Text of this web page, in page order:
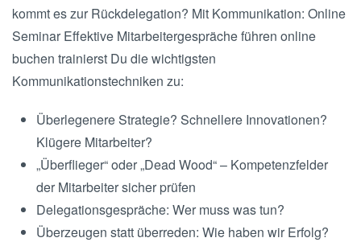
kommt es zur Rückdelegation? Mit Kommunikation: Online
Seminar Effektive Mitarbeitergespräche führen online
buchen trainierst Du die wichtigsten
Kommunikationstechniken zu:
Überlegenere Strategie? Schnellere Innovationen?
Klügere Mitarbeiter?
„Überflieger“ oder „Dead Wood“ – Kompetenzfelder
der Mitarbeiter sicher prüfen
Delegationsgespräche: Wer muss was tun?
Überzeugen statt überreden: Wie haben wir Erfolg?